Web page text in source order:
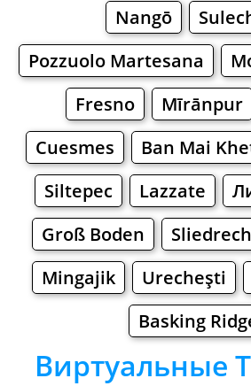
Nangō
Pozzuolo Martesana
Fresno
Mīrānpur
Cuesmes
Ban Mai
Siltepec
Lazzate
Groß Boden
Mingajik
Urecheşti
Basking
Виртуальные